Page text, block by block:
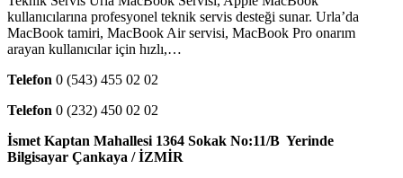
kullanıcılarına profesyonel teknik servis desteği sunar. Urla’da
MacBook tamiri, MacBook Air servisi, MacBook Pro onarım
arayan kullanıcılar için hızlı,…
Telefon 0 (543) 455 02 02
Telefon 0 (232) 450 02 02
İsmet Kaptan Mahallesi 1364 Sokak No:11/B Yerinde
Bilgisayar Çankaya / İZMİR